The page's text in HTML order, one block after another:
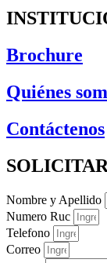
Brochure
Quiénes
Contáctenos
Nombre y Apellido
Numero Ruc
Telefono
Correo